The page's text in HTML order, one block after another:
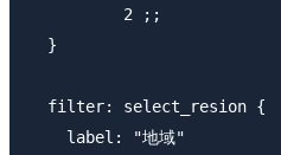
          2 ;;
  }
  filter: select_resion {
    label: "地域"